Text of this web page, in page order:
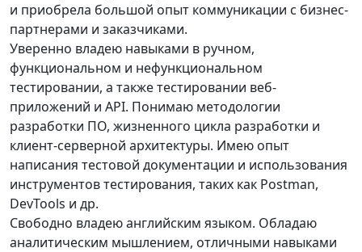
и приобрела большой опыт коммуникации с бизнес-
партнерами и заказчиками.
Уверенно владею навыками в ручном,
функциональном и нефункциональном
тестировании, а также тестировании веб-
приложений и API. Понимаю методологии
разработки ПО, жизненного цикла разработки и
клиент-серверной архитектуры. Имею опыт
написания тестовой документации и использования
инструментов тестирования, таких как Postman,
DevTools и др.
Свободно владею английским языком. Обладаю
аналитическим мышлением, отличными навыками